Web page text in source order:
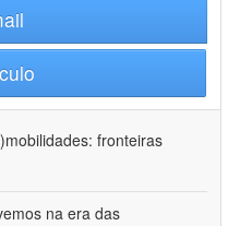
fronteiras
na era das